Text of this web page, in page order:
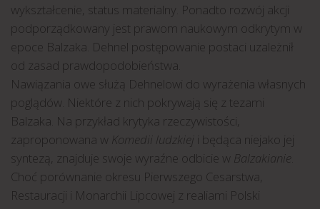
wykształcenie, status materialny. Ponadto rozwój akcji
podporządkowany jest prawom naukowym odkrytym w
epoce Balzaka. Dehnel postępowanie postaci uzależnił
od zasad prawdopodobieństwa.
Nawiązania owe służą Dehnelowi do wyrażenia własnych
poglądów. Niektóre z nich pokrywają się z tezami
Balzaka. Na przykład krytyka rzeczywistości,
zaproponowana w Komedii ludzkiej i będąca niejako jej
syntezą, znajduje swoje wyraźne odbicie w Balzakianie
Choć porównanie okresu Pierwszego Cesarstwa,
Restauracji i Monarchii Lipcowej z realiami Polski